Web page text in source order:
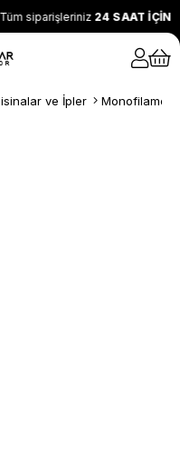
siparişleriniz24 SAAT
ve İpler